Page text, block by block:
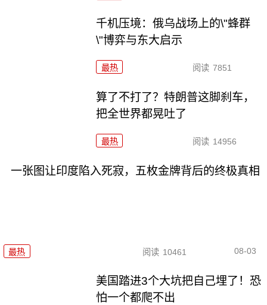
千机压境：俄乌战场上的\"蜂群
\"博弈与东大启示
最热 阅读 7851
算了不打了？特朗普这脚刹车，
把全世界都晃吐了
最热 阅读 14956
一张图让印度陷入死寂，五枚金牌背后的终极真相
最热 阅读 10461 08-03
美国踏进3个大坑把自己埋了！恐
怕一个都爬不出